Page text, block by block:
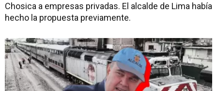
Chosica a empresas privadas. El alcalde de Lima había
hecho la propuesta previamente.